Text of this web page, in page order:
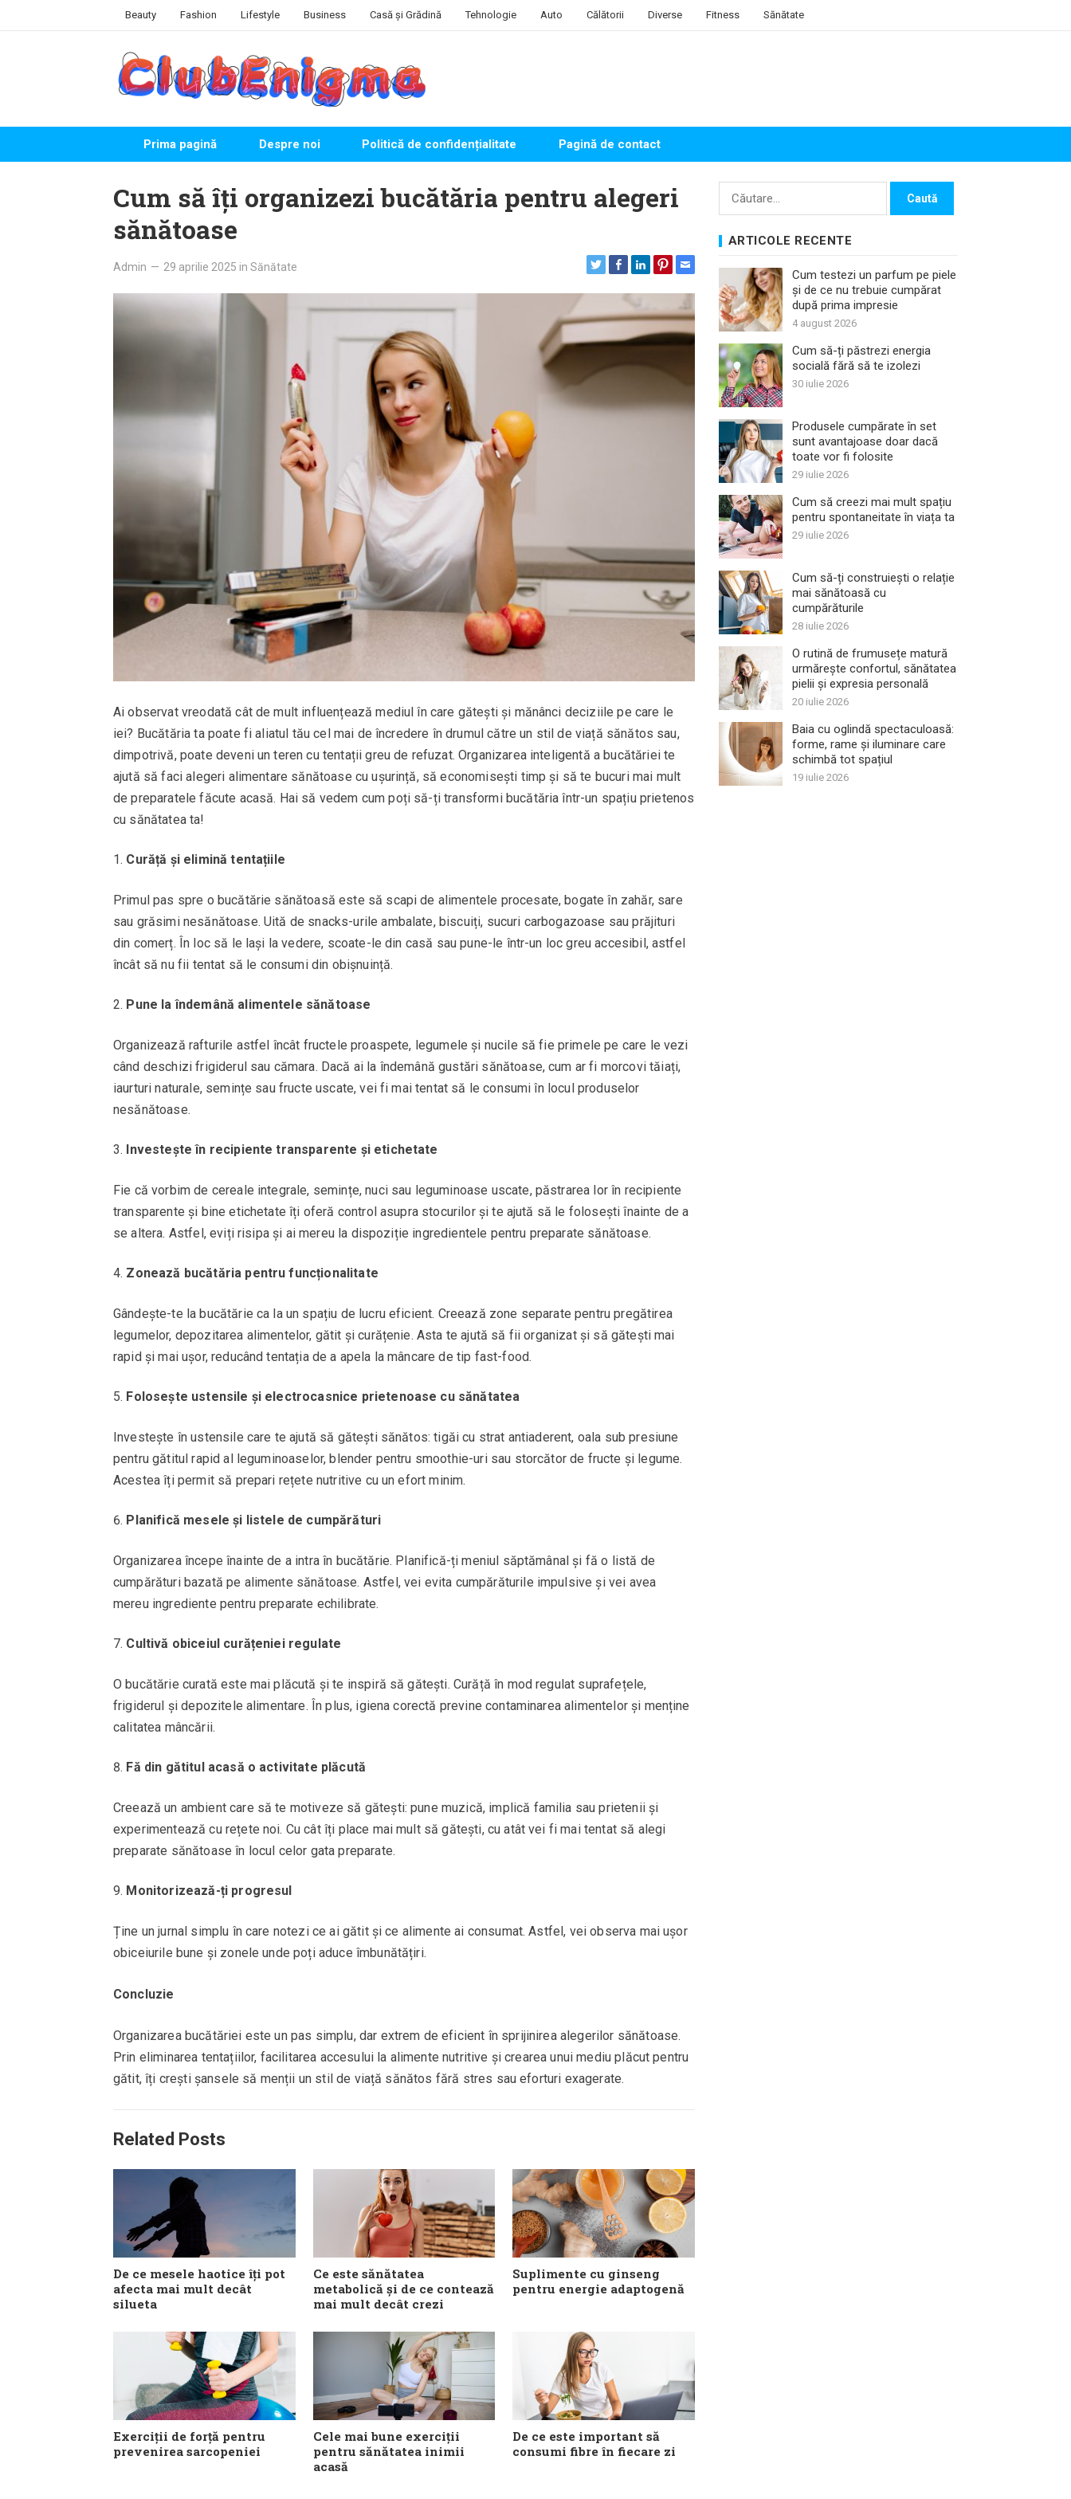
Beauty Fashion Lifestyle Business Casă și Grădină Tehnologie Auto Călătorii Diverse Fitness Sănătate
Prima pagină Despre noi Politică de confidențialitate Pagină de contact
Cum să îți organizezi bucătăria pentru alegeri
sănătoase
Admin — 29 aprilie 2025 in Sănătate
Ai observat vreodată cât de mult influențează mediul în care gătești și mănânci deciziile pe care le
iei? Bucătăria ta poate fi aliatul tău cel mai de încredere în drumul către un stil de viață sănătos sau,
dimpotrivă, poate deveni un teren cu tentații greu de refuzat. Organizarea inteligentă a bucătăriei te
ajută să faci alegeri alimentare sănătoase cu ușurință, să economisești timp și să te bucuri mai mult
de preparatele făcute acasă. Hai să vedem cum poți să-ți transformi bucătăria într-un spațiu prietenos
cu sănătatea ta!
Curăță și elimină tentațiile
Primul pas spre o bucătărie sănătoasă este să scapi de alimentele procesate, bogate în zahăr, sare
sau grăsimi nesănătoase. Uită de snacks-urile ambalate, biscuiți, sucuri carbogazoase sau prăjituri
din comerț. În loc să le lași la vedere, scoate-le din casă sau pune-le într-un loc greu accesibil, astfel
încât să nu fii tentat să le consumi din obișnuință.
Pune la îndemână alimentele sănătoase
Organizează rafturile astfel încât fructele proaspete, legumele și nucile să fie primele pe care le vezi
când deschizi frigiderul sau cămara. Dacă ai la îndemână gustări sănătoase, cum ar fi morcovi tăiați,
iaurturi naturale, semințe sau fructe uscate, vei fi mai tentat să le consumi în locul produselor
nesănătoase.
Investește în recipiente transparente și etichetate
Fie că vorbim de cereale integrale, semințe, nuci sau leguminoase uscate, păstrarea lor în recipiente
transparente și bine etichetate îți oferă control asupra stocurilor și te ajută să le folosești înainte de a
se altera. Astfel, eviți risipa și ai mereu la dispoziție ingredientele pentru preparate sănătoase.
Zonează bucătăria pentru funcționalitate
Gândește-te la bucătărie ca la un spațiu de lucru eficient. Creează zone separate pentru pregătirea
legumelor, depozitarea alimentelor, gătit și curățenie. Asta te ajută să fii organizat și să gătești mai
rapid și mai ușor, reducând tentația de a apela la mâncare de tip fast-food.
Folosește ustensile și electrocasnice prietenoase cu sănătatea
Investește în ustensile care te ajută să gătești sănătos: tigăi cu strat antiaderent, oala sub presiune
pentru gătitul rapid al leguminoaselor, blender pentru smoothie-uri sau storcător de fructe și legume.
Acestea îți permit să prepari rețete nutritive cu un efort minim.
Planifică mesele și listele de cumpărături
Organizarea începe înainte de a intra în bucătărie. Planifică-ți meniul săptămânal și fă o listă de
cumpărături bazată pe alimente sănătoase. Astfel, vei evita cumpărăturile impulsive și vei avea
mereu ingrediente pentru preparate echilibrate.
Cultivă obiceiul curățeniei regulate
O bucătărie curată este mai plăcută și te inspiră să gătești. Curăță în mod regulat suprafețele,
frigiderul și depozitele alimentare. În plus, igiena corectă previne contaminarea alimentelor și menține
calitatea mâncării.
Fă din gătitul acasă o activitate plăcută
Creează un ambient care să te motiveze să gătești: pune muzică, implică familia sau prietenii și
experimentează cu rețete noi. Cu cât îți place mai mult să gătești, cu atât vei fi mai tentat să alegi
preparate sănătoase în locul celor gata preparate.
Monitorizează-ți progresul
Ține un jurnal simplu în care notezi ce ai gătit și ce alimente ai consumat. Astfel, vei observa mai ușor
obiceiurile bune și zonele unde poți aduce îmbunătățiri.
Concluzie
Organizarea bucătăriei este un pas simplu, dar extrem de eficient în sprijinirea alegerilor sănătoase.
Prin eliminarea tentațiilor, facilitarea accesului la alimente nutritive și crearea unui mediu plăcut pentru
gătit, îți crești șansele să menții un stil de viață sănătos fără stres sau eforturi exagerate.
Related Posts
De ce mesele haotice îți pot
afecta mai mult decât
silueta
Ce este sănătatea
metabolică și de ce contează
mai mult decât crezi
Suplimente cu ginseng
pentru energie adaptogenă
Exerciții de forță pentru
prevenirea sarcopeniei
Cele mai bune exerciții
pentru sănătatea inimii
acasă
De ce este important să
consumi fibre în fiecare zi
Caută
ARTICOLE RECENTE
Cum testezi un parfum pe piele
și de ce nu trebuie cumpărat
după prima impresie
4 august 2026
Cum să-ți păstrezi energia
socială fără să te izolezi
30 iulie 2026
Produsele cumpărate în set
sunt avantajoase doar dacă
toate vor fi folosite
29 iulie 2026
Cum să creezi mai mult spațiu
pentru spontaneitate în viața ta
29 iulie 2026
Cum să-ți construiești o relație
mai sănătoasă cu
cumpărăturile
28 iulie 2026
O rutină de frumusețe matură
urmărește confortul, sănătatea
pielii și expresia personală
20 iulie 2026
Baia cu oglindă spectaculoasă:
forme, rame și iluminare care
schimbă tot spațiul
19 iulie 2026